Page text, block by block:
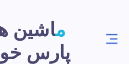
ماشین های
پارس